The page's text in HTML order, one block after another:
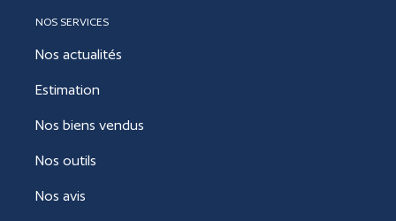
NOS SERVICES
Nos actualités
Estimation
Nos biens vendus
Nos outils
Nos avis